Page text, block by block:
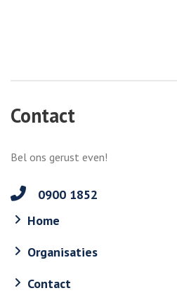
Contact
Bel ons gerust even!
0900 1852
Home
Organisaties
Contact